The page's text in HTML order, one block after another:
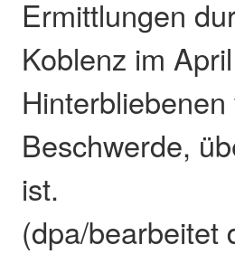
Ermittlungen
Koblenz im
Beschwerde,
ist.
(dpa/bearbeitet